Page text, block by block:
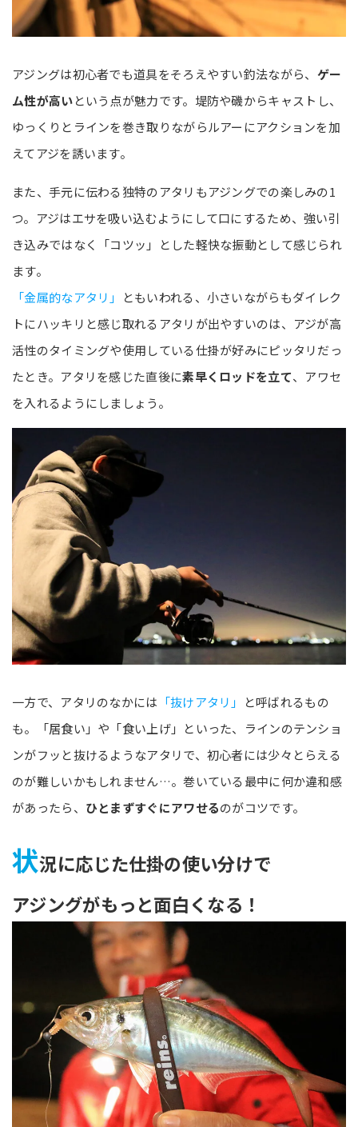
アジングは初心者でも道具をそろえやすい釣法ながら、 ゲー
ム性が高いという点が魅力です。堤防や磯からキャストし、
ゆっくりとラインを巻き取りながらルアーにアクションを加
えてアジを誘います。
また、手元に伝わる独特のアタリもアジングでの楽しみの1
つ。アジはエサを吸い込むようにして口にするため、強い引
き込みではなく「コツッ」とした軽快な振動として感じられ
ます。
「金属的なアタリ」
ともいわれる、小さいながらもダイレク
トにハッキリと感じ取れるアタリが出やすいのは、アジが高
活性のタイミングや使用している仕掛が好みにピッタリだっ
たとき。アタリを感じた直後に素早くロッドを立て、アワセ
を入れるようにしましょう。
一方で、アタリのなかには 「抜けアタリ」
と呼ばれるもの
も。「居食い」や「食い上げ」といった、ラインのテンショ
ンがフッと抜けるようなアタリで、初心者には少々とらえる
のが難しいかもしれません…。巻いている最中に何か違和感
があったら、 ひとまずすぐにアワせるのがコツです。
状況に応じた仕掛の使い分けで
アジングがもっと面白くなる！